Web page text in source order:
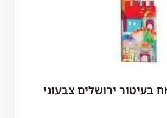
בעיטור ירושלים צבעוני